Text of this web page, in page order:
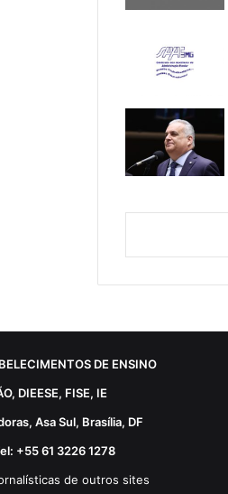
DE ENSINO
DIEESE, FISE, IE
Asa Sul, Brasília, DF
+55 61 3226 1278
de outros sites